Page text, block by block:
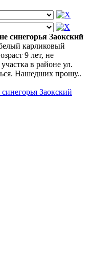
синегорья Заокский
карликовый
9 лет, не
в районе ул.
Нашедших прошу..
Заокский